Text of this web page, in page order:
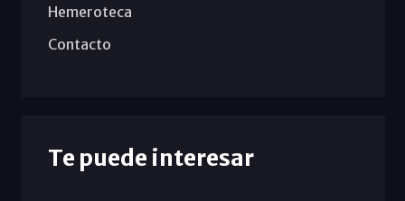
Hemeroteca
Contacto
Te puede interesar